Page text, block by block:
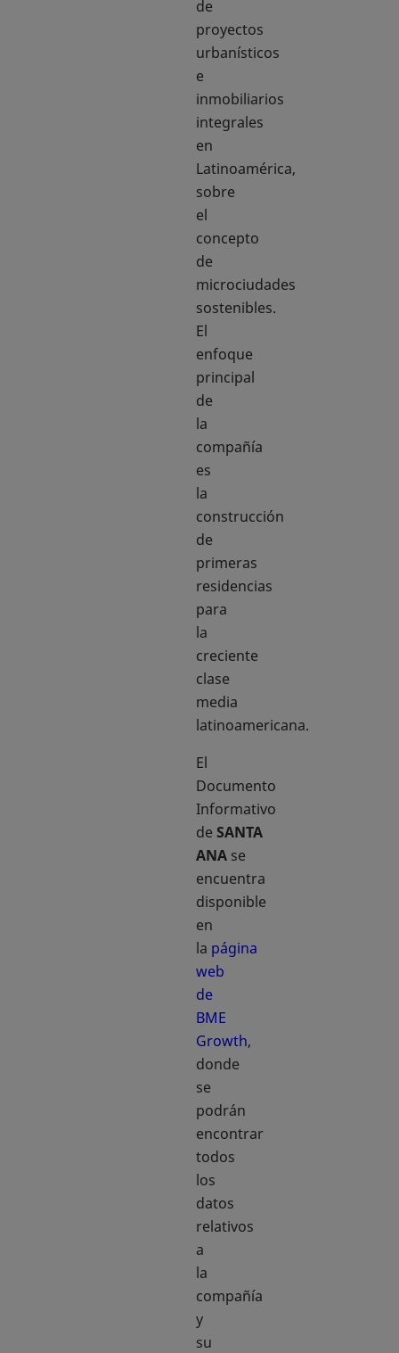
de
proyectos
urbanísticos
e
inmobiliarios
integrales
en
Latinoamérica,
sobre
el
concepto
de
microciudades
sostenibles.
El
enfoque
principal
de
la
compañía
es
la
construcción
de
primeras
residencias
para
la
creciente
clase
media
latinoamericana.
El
Documento
Informativo
de SANTA
ANA se
encuentra
disponible
en
la página
web
de
BME
Growth,
donde
se
podrán
encontrar
todos
los
datos
relativos
a
la
compañía
y
su